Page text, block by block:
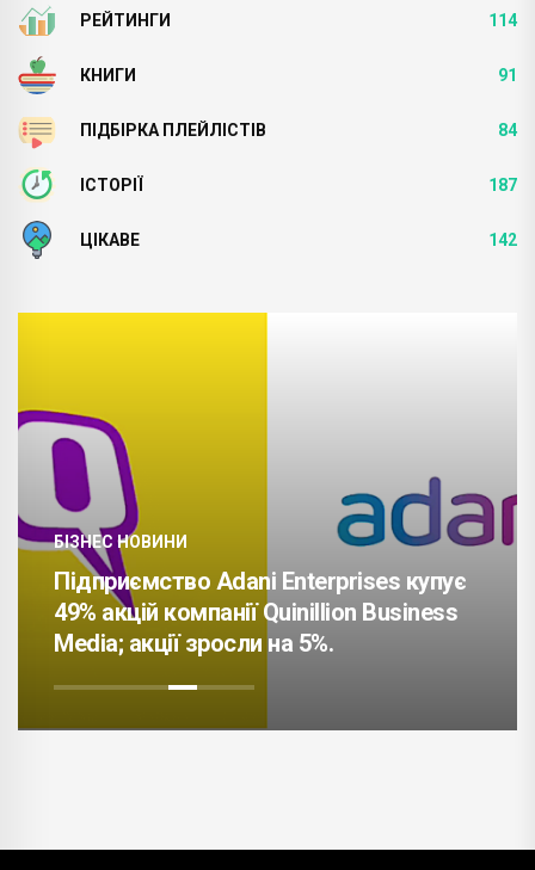
РЕЙТИНГИ 114
КНИГИ 91
ПІДБІРКА ПЛЕЙЛІСТІВ 84
ІСТОРІЇ 187
ЦІКАВЕ 142
БІЗНЕС НОВИНИ
Підприємство Adani Enterprises купує
49% акцій компанії Quinillion Business
Media; акції зросли на 5%.